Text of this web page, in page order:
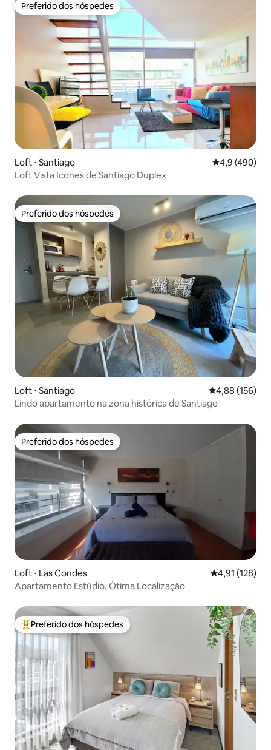
Preferido dos hóspedes
Preferido dos hóspedes
Loft ⋅ Santiago 4,9 de uma
4,9 (490)
Loft Vista Icones de Santiago Duplex
Preferido dos hóspedes
Preferido dos hóspedes
Loft ⋅ Santiago 4,88 de uma
4,88 (156)
Lindo apartamento na zona histórica de Santiago
Preferido dos hóspedes
Preferido dos hóspedes
Loft ⋅ Las Condes 4,91 de uma
4,91 (128)
Apartamento Estúdio, Ótima Localização
Entre os melhores preferidos dos hóspedes
Preferido dos hóspedes